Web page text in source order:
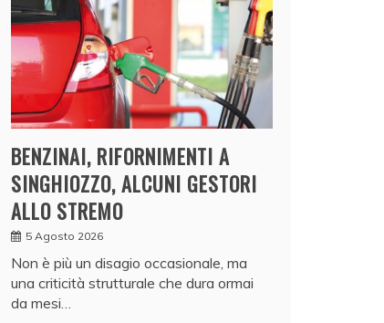
BENZINAI, RIFORNIMENTI A
SINGHIOZZO, ALCUNI GESTORI
ALLO STREMO
5 Agosto 2026
Non è più un disagio occasionale, ma
una criticità strutturale che dura ormai
da mesi…